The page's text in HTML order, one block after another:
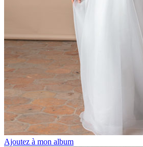
Ajoutez à mon album